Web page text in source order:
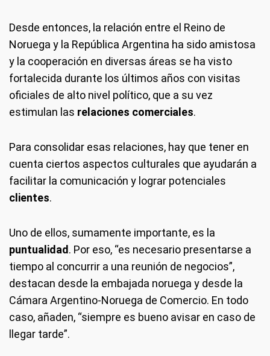
Desde entonces, la relación entre el Reino de
Noruega y la República Argentina ha sido amistosa
y la cooperación en diversas áreas se ha visto
fortalecida durante los últimos años con visitas
oficiales de alto nivel político, que a su vez
estimulan las relaciones comerciales.
Para consolidar esas relaciones, hay que tener en
cuenta ciertos aspectos culturales que ayudarán a
facilitar la comunicación y lograr potenciales
clientes.
Uno de ellos, sumamente importante, es la
puntualidad. Por eso, “es necesario presentarse a
tiempo al concurrir a una reunión de negocios”,
destacan desde la embajada noruega y desde la
Cámara Argentino-Noruega de Comercio. En todo
caso, añaden, “siempre es bueno avisar en caso de
llegar tarde”.